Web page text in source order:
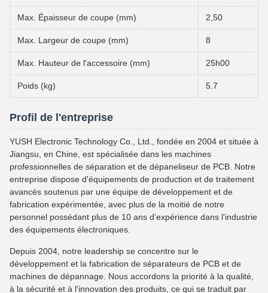
Max. Épaisseur de coupe (mm) 2,50
Max. Largeur de coupe (mm) 8
Max. Hauteur de l'accessoire (mm) 25h00
Poids (kg) 5.7
Profil de l'entreprise
YUSH Electronic Technology Co., Ltd., fondée en 2004 et située à
Jiangsu, en Chine, est spécialisée dans les machines
professionnelles de séparation et de dépaneliseur de PCB. Notre
entreprise dispose d'équipements de production et de traitement
avancés soutenus par une équipe de développement et de
fabrication expérimentée, avec plus de la moitié de notre
personnel possédant plus de 10 ans d'expérience dans l'industrie
des équipements électroniques.
Depuis 2004, notre leadership se concentre sur le
développement et la fabrication de séparateurs de PCB et de
machines de dépannage. Nous accordons la priorité à la qualité,
à la sécurité et à l'innovation des produits, ce qui se traduit par